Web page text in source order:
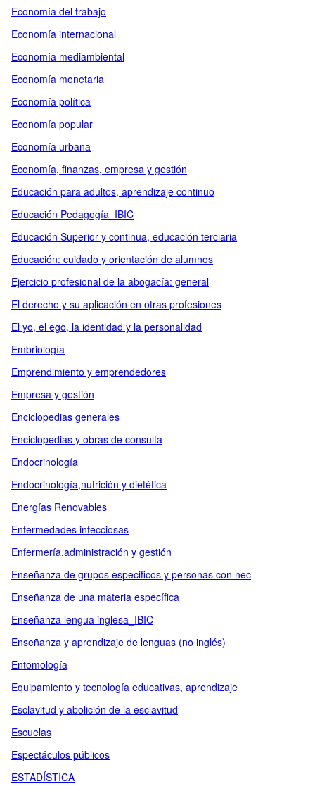
Economía del trabajo
Economía internacional
Economía mediambiental
Economía monetaria
Economía política
Economía popular
Economía urbana
Economía, finanzas, empresa y gestión
Educación para adultos, aprendizaje continuo
Educación Pedagogía_IBIC
Educación Superior y continua, educación terciaria
Educación: cuidado y orientación de alumnos
Ejercicio profesional de la abogacía: general
El derecho y su aplicación en otras profesiones
El yo, el ego, la identidad y la personalidad
Embriología
Emprendimiento y emprendedores
Empresa y gestión
Enciclopedias generales
Enciclopedias y obras de consulta
Endocrinología
Endocrinología,nutrición y dietética
Energías Renovables
Enfermedades infecciosas
Enfermería,administración y gestión
Enseñanza de grupos especificos y personas con nec
Enseñanza de una materia específica
Enseñanza lengua inglesa_IBIC
Enseñanza y aprendizaje de lenguas (no inglés)
Entomología
Equipamiento y tecnología educativas, aprendizaje
Esclavitud y abolición de la esclavitud
Escuelas
Espectáculos públicos
ESTADÍSTICA